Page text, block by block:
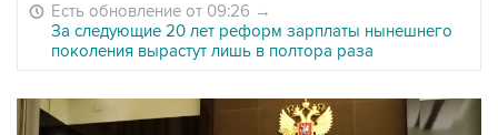
Есть обновление от 09:26 →
За следующие 20 лет реформ зарплаты нынешнего
поколения вырастут лишь в полтора раза